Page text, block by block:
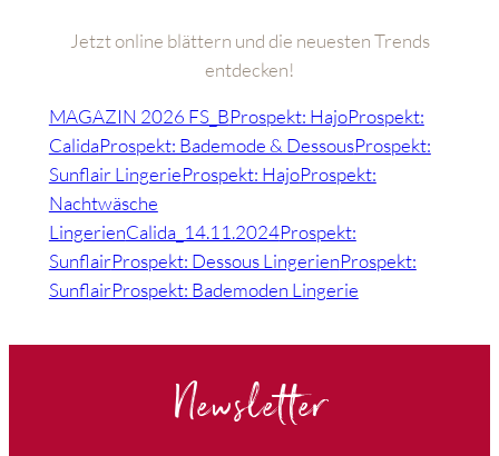
Jetzt online blättern und die neuesten Trends
entdecken!
MAGAZIN 2026 FS_BProspekt: HajoProspekt:
CalidaProspekt: Bademode & DessousProspekt:
Sunflair LingerieProspekt: HajoProspekt:
Nachtwäsche
LingerienCalida_14.11.2024Prospekt:
SunflairProspekt: Dessous LingerienProspekt:
SunflairProspekt: Bademoden Lingerie
Newsletter